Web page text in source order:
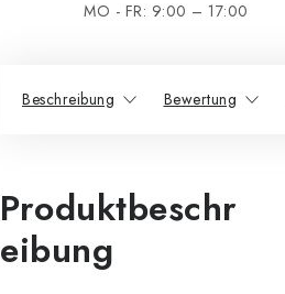
MO - FR: 9:00 – 17:00
Beschreibung Bewertung
Produktbeschr
eibung